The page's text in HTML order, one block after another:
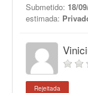
Submetido: 18/
estimada:
Rejeitada